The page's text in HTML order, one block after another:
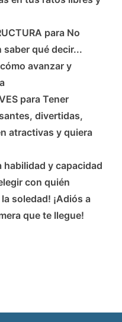
para No
qué decir...
avanzar y
paraTener
divertidas,
atractivas y quiera
habilidad y capacidad
con quién
la soledad! ¡Adiós a
que te llegue!